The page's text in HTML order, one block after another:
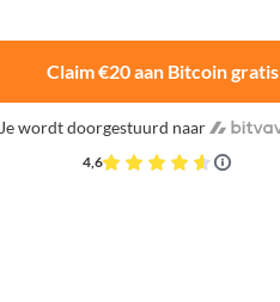
Claim €20 aan Bitcoin gratis
Je wordt doorgestuurd naar
4,6